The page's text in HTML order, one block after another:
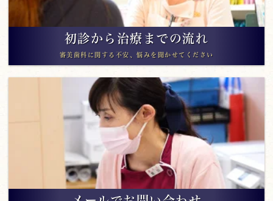
初診から治療までの流れ
審美歯科に関する不安、悩みを聞かせてください